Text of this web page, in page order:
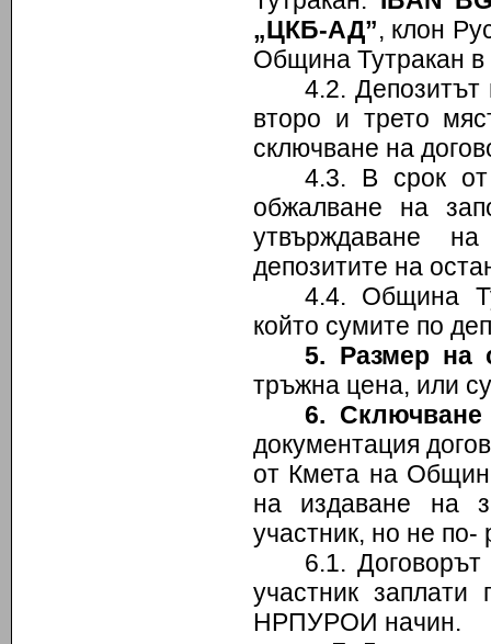
„ЦКБ-АД”, клон
Община Тутракан в
4.2. Депозитът
второ и трето
сключване на
4.3. В срок
обжалване на
утвърждаване
депозитите на
4.4. Община
който сумите по
5. Размер на
тръжна цена, или
6.
документация
от Кмета на
на издаване на
участник, но не по-
6.1.
участник
НРПУРОИ начин.